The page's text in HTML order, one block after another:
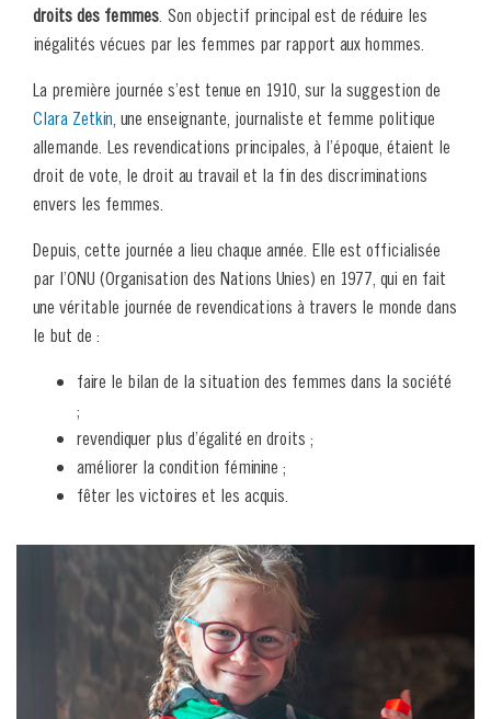
droits des femmes. Son objectif principal est de réduire les
inégalités vécues par les femmes par rapport aux hommes.
La première journée s’est tenue en 1910, sur la suggestion de
Clara Zetkin, une enseignante, journaliste et femme politique
allemande. Les revendications principales, à l’époque, étaient le
droit de vote, le droit au travail et la fin des discriminations
envers les femmes.
Depuis, cette journée a lieu chaque année. Elle est officialisée
par l’ONU (Organisation des Nations Unies) en 1977, qui en fait
une véritable journée de revendications à travers le monde dans
le but de :
faire le bilan de la situation des femmes dans la société
;
revendiquer plus d’égalité en droits ;
améliorer la condition féminine ;
fêter les victoires et les acquis.